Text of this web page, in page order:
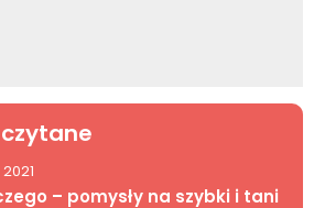
– pomysły na szybki i tani